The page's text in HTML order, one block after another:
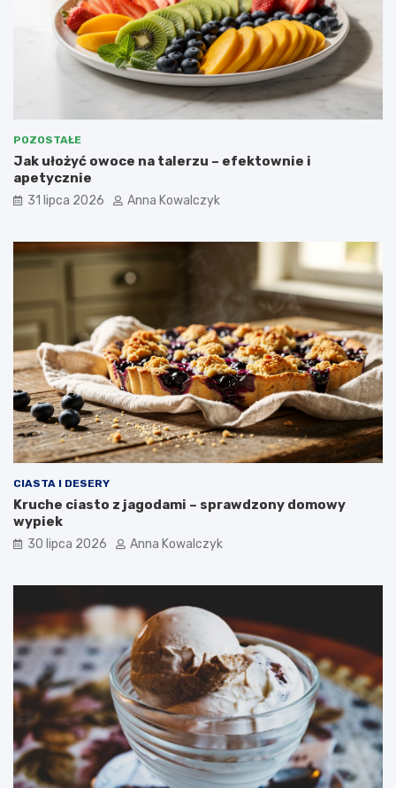
POZOSTAŁE
Jak ułożyć owoce na talerzu – efektownie i
apetycznie
31 lipca 2026 Anna Kowalczyk
CIASTA I DESERY
Kruche ciasto z jagodami – sprawdzony domowy
wypiek
30 lipca 2026 Anna Kowalczyk